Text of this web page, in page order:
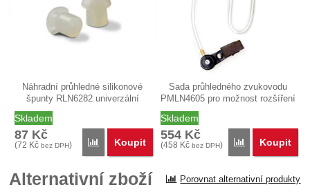
Náhradní průhledné silikonové
špunty RLN6282 univerzální
Skladem
87 Kč
(72 Kč bez DPH) Porovnat
Koupit
Sada průhledného zvukovodu
PMLN4605 pro možnost rozšíření
Skladem
554 Kč
(458 Kč bez DPH) Porovnat
Koupit
Alternativní zboží Porovnat alternativní produkty